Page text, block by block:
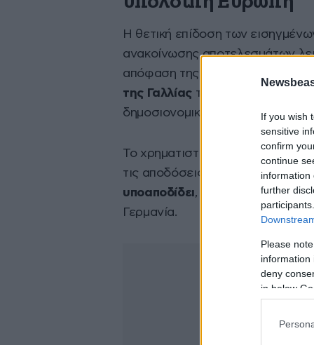
If you wish
sensitive
confirm
continue
information
further
Please
information
deny
in below
Η θετική επίδοση των
ανακοίνωσης αποτελεσμάτων
απόφαση της S&P Global Ratings
της Γαλλίας την περασμένη
δημοσιονομικές προκλήσεις της
Το χρηματιστήριο του Παρισιού
τις αποδόσεις των ευρωπαϊκών
υποαποδίδει, σύμφωνα με το
Γερμανία.